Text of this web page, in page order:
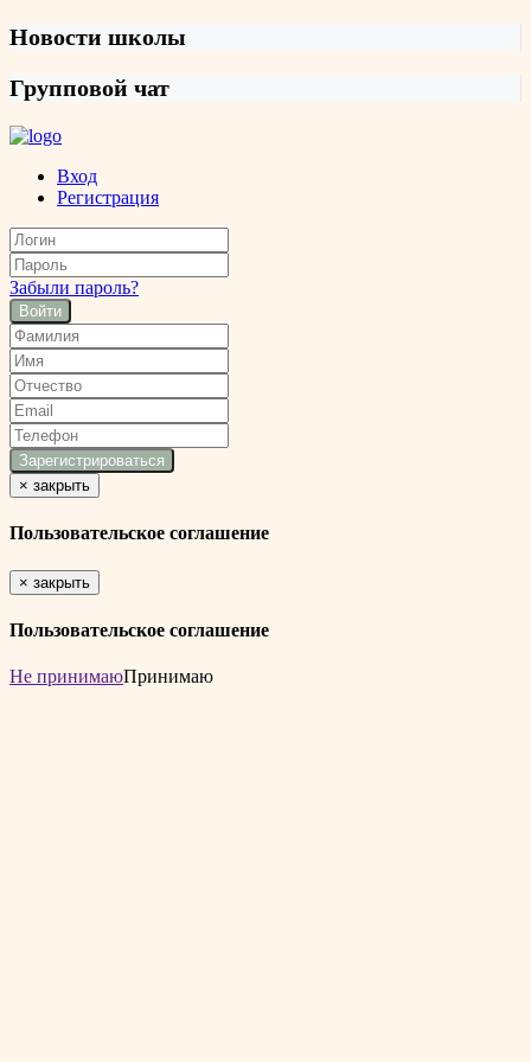
Новости школы
Групповой чат
Вход
Регистрация
Забыли пароль?
Войти
× закрыть
Пользовательское соглашение
× закрыть
Пользовательское соглашение
Не принимаюПринимаю